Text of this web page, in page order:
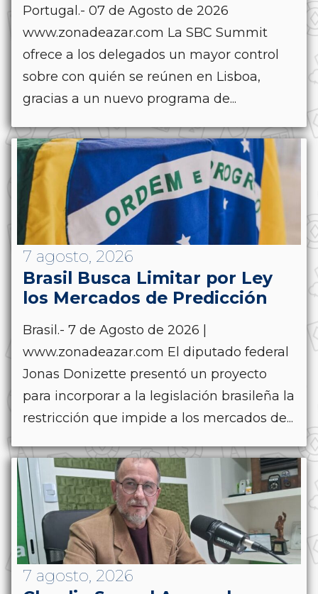
Portugal.- 07 de Agosto de 2026
www.zonadeazar.com La SBC Summit
ofrece a los delegados un mayor control
sobre con quién se reúnen en Lisboa,
gracias a un nuevo programa de...
7 agosto, 2026
Brasil Busca Limitar por Ley
los Mercados de Predicción
Brasil.- 7 de Agosto de 2026 |
www.zonadeazar.com El diputado federal
Jonas Donizette presentó un proyecto
para incorporar a la legislación brasileña la
restricción que impide a los mercados de...
7 agosto, 2026